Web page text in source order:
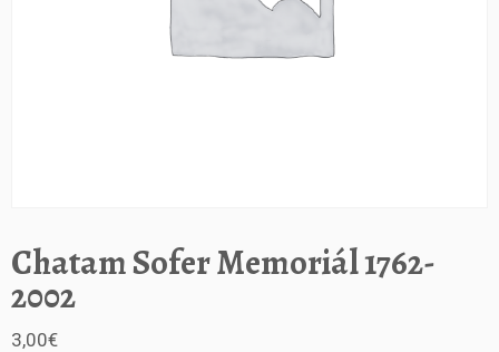
Chatam Sofer Memoriál 1762-
2002
3,00€